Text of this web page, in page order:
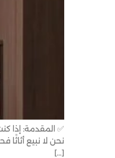
✅ المقدمة: إذا
[…]